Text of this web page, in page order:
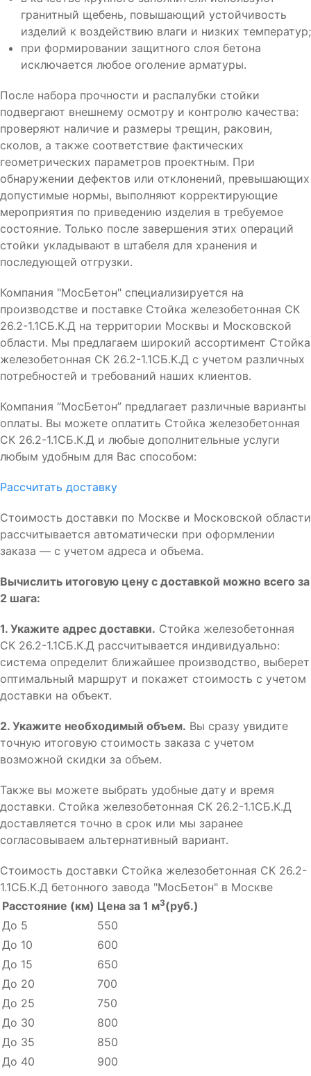
гранитный щебень, повышающий устойчивость
изделий к воздействию влаги и низких температур;
при формировании защитного слоя бетона
исключается любое оголение арматуры.
После набора прочности и распалубки стойки
подвергают внешнему осмотру и контролю качества:
проверяют наличие и размеры трещин, раковин,
сколов, а также соответствие фактических
геометрических параметров проектным. При
обнаружении дефектов или отклонений, превышающих
допустимые нормы, выполняют корректирующие
мероприятия по приведению изделия в требуемое
состояние. Только после завершения этих операций
стойки укладывают в штабеля для хранения и
последующей отгрузки.
Компания "МосБетон" специализируется на
производстве и поставке Стойка железобетонная СК
26.2-1.1СБ.К.Д на территории Москвы и Московской
области. Мы предлагаем широкий ассортимент Стойка
железобетонная СК 26.2-1.1СБ.К.Д с учетом различных
потребностей и требований наших клиентов.
Компания “МосБетон” предлагает различные варианты
оплаты. Вы можете оплатить Стойка железобетонная
СК 26.2-1.1СБ.К.Д и любые дополнительные услуги
любым удобным для Вас способом:
Рассчитать доставку
Стоимость доставки по Москве и Московской области
рассчитывается автоматически при оформлении
заказа — с учетом адреса и объема.
Вычислить итоговую цену с доставкой можно всего за
2 шага:
1. Укажите адрес доставки. Стойка железобетонная
СК 26.2-1.1СБ.К.Д рассчитывается индивидуально:
система определит ближайшее производство, выберет
оптимальный маршрут и покажет стоимость с учетом
доставки на объект.
2. Укажите необходимый объем. Вы сразу увидите
точную итоговую стоимость заказа с учетом
возможной скидки за объем.
Также вы можете выбрать удобные дату и время
доставки. Стойка железобетонная СК 26.2-1.1СБ.К.Д
доставляется точно в срок или мы заранее
согласовываем альтернативный вариант.
Стоимость доставки Стойка железобетонная СК 26.2-
1.1СБ.К.Д бетонного завода "МосБетон" в Москве
Расстояние (км) Цена за 1 м3(руб.)
До 5
550
До 10
600
До 15
650
До 20
700
До 25
750
До 30
800
До 35
850
До 40
900